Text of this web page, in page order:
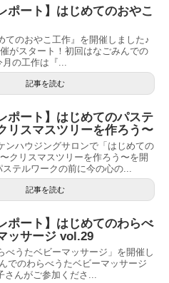
ポート】はじめてのおやこ
てのおやこ工作』を開催しました♪
がスタート！初回はなごみんでの
月の工作は『...
記事を読む
ポート】はじめてのパステ
リスマスツリーを作ろう〜
ンハウジングサロンで「はじめての
クリスマスツリーを作ろう〜を開
テルワークの前に今の心の...
記事を読む
ポート】はじめてのわらべ
ッサージ vol.29
べうたベビーマッサージ」を開催し
でのわらべうたベビーマッサージ
さんがご参加くださ...